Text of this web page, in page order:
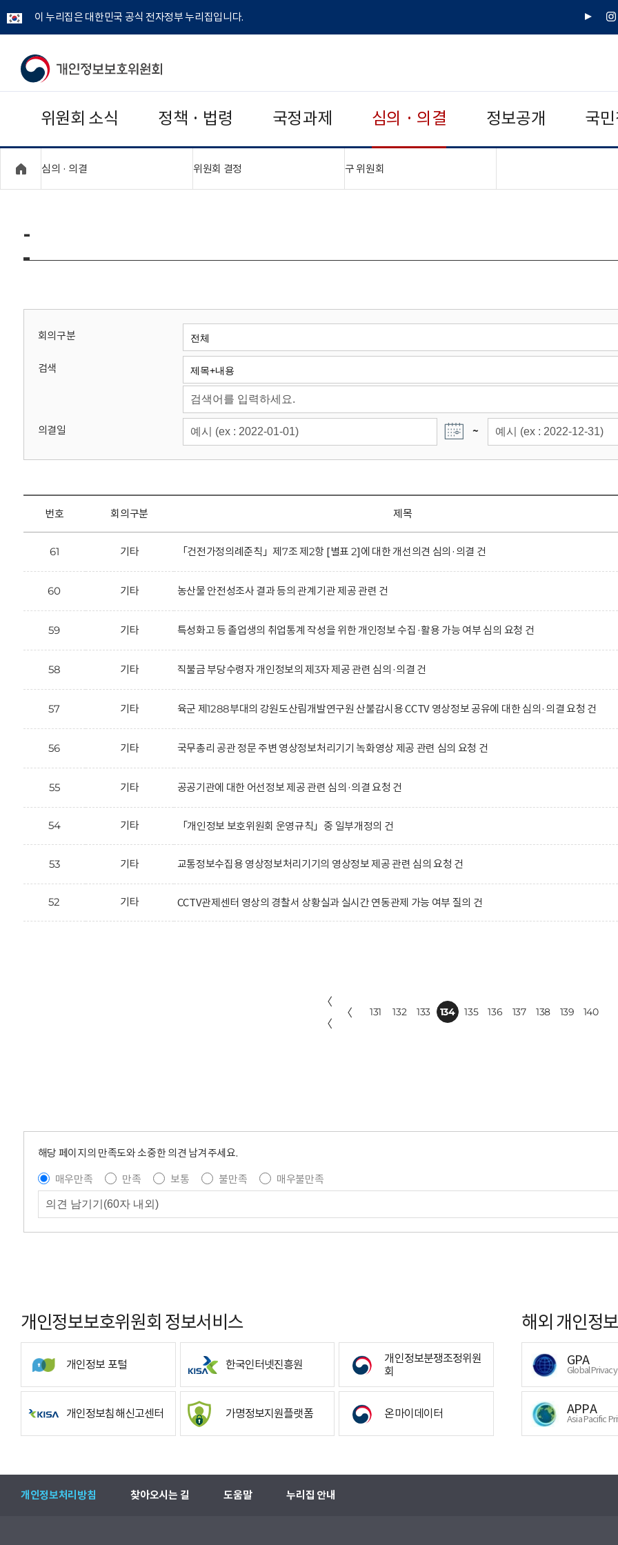
이 누리집은 대한민국 공식 전자정부 누리집입니다.
유
인
개
보
보
위
회
위원회 소식 정책 · 법령 국정과제 심의 · 의결 정보공개 국
심의 · 의결 위원회 결정 구 위원회
-
회의구분
검색
의결일 ~
번호 회의구분 제목
61 기타 「건전가정의례준칙」제7조 제2항 [별표 2]에 대한 개선의견 심의·의결 건
60 기타 농산물 안전성조사 결과 등의 관계기관 제공 관련 건
59 기타 특성화고 등 졸업생의 취업통계 작성을 위한 개인정보 수집·활용 가능 여부 심의 요청 건
58 기타 직불금 부당수령자 개인정보의 제3자 제공 관련 심의·의결 건
57 기타 육군 제1288부대의 강원도산림개발연구원 산불감시용 CCTV 영상정보 공유에 대한 심의·의결 요청 건
56 기타 국무총리 공관 정문 주변 영상정보처리기기 녹화영상 제공 관련 심의 요청 건
55 기타 공공기관에 대한 어선정보 제공 관련 심의·의결 요청 건
54 기타 「개인정보 보호위원회 운영규칙」중 일부개정의 건
53 기타 교통정보수집용 영상정보처리기기의 영상정보 제공 관련 심의 요청 건
52 기타 CCTV관제센터 영상의 경찰서 상황실과 실시간 연동관제 가능 여부 질의 건
〈
〈
〈 131 132 133 134 135 136 137 138 139 140
해당 페이지의 만족도와 소중한 의견 남겨주세요.
매우만족
만족 보통 불만족 매우불만족
개인정보보호위원회 정보서비스
개인정보 포털 한국인터넷진흥원
개인정보분쟁조정위원
회
개인정보침해신고센터 가명정보지원플랫폼 온마이데이터
해외 개인정
GPA
Global
APPA
Asia Pacific
개인정보처리방침 찾아오시는 길 도움말 누리집 안내